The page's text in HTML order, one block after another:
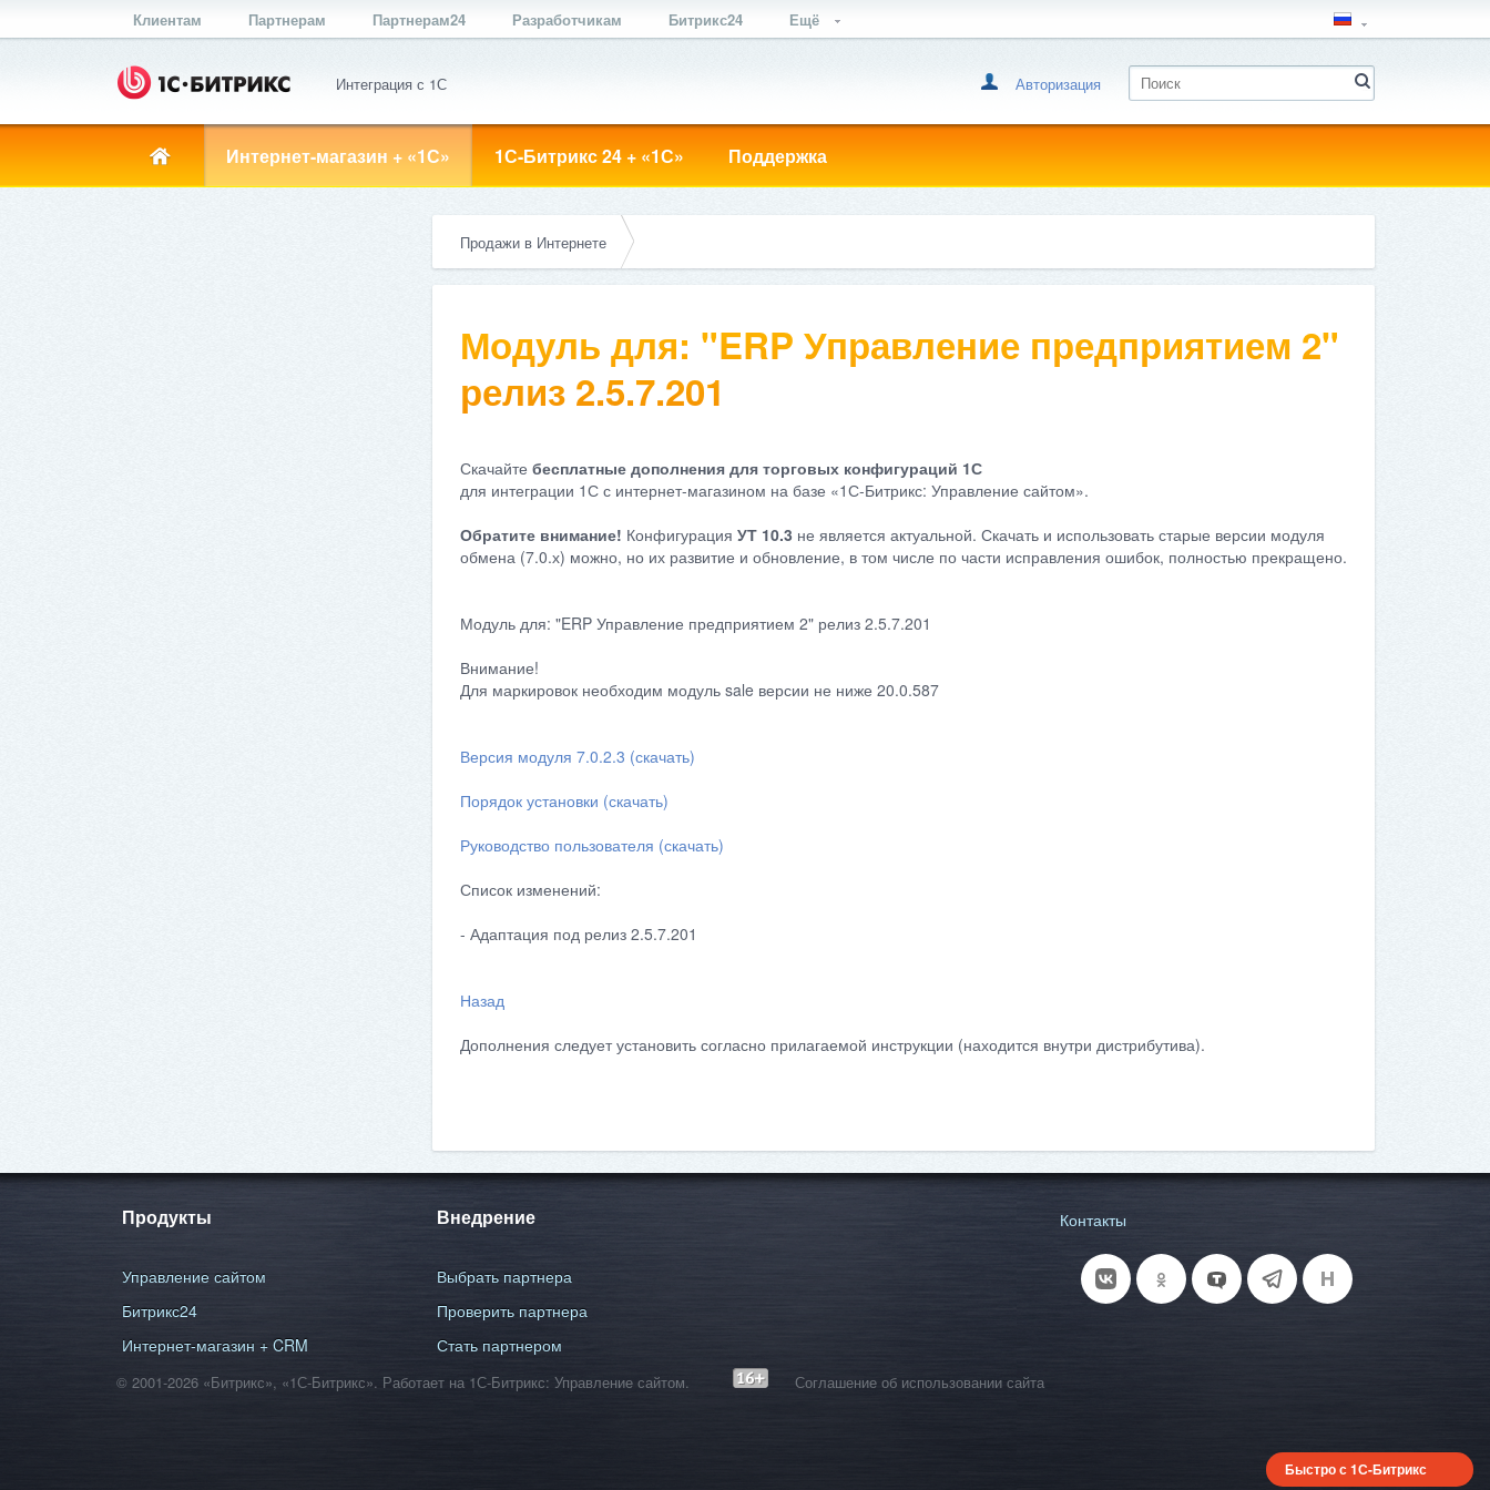
Клиентам Партнерам Партнерам24 Разработчикам Битрикс24 Ещё
Интеграция с 1С Авторизация
Интернет-магазин + «1С» 1С-Битрикс 24 + «1С» Поддержка
Продажи в Интернете
Модуль для: "ERP Управление предприятием 2"
релиз 2.5.7.201
Скачайте бесплатные дополнения для торговых конфигураций 1С
для интеграции 1С с интернет-магазином на базе «1С-Битрикс: Управление сайтом».
Обратите внимание! Конфигурация УТ 10.3 не является актуальной. Скачать и использовать старые версии модуля
обмена (7.0.х) можно, но их развитие и обновление, в том числе по части исправления ошибок, полностью прекращено.
Модуль для: "ERP Управление предприятием 2" релиз 2.5.7.201
Внимание!
Для маркировок необходим модуль sale версии не ниже 20.0.587
Версия модуля 7.0.2.3 (скачать)
Порядок установки (скачать)
Руководство пользователя (скачать)
Список изменений:
- Адаптация под релиз 2.5.7.201
Назад
Дополнения следует установить согласно прилагаемой инструкции (находится внутри дистрибутива).
Продукты
Управление сайтом
Битрикс24
Интернет-магазин + CRM
Внедрение
Выбрать партнера
Проверить партнера
Стать партнером
Контакты
© 2001-2026 «Битрикс», «1С-Битрикс». Работает на 1С-Битрикс: Управление сайтом. Соглашение об использовании сайта
Быстро с 1С-Битрикс